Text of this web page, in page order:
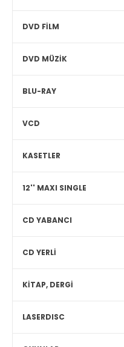
DVD FİLM
DVD MÜZİK
BLU-RAY
VCD
KASETLER
12'' MAXI SINGLE
CD YABANCI
CD YERLİ
KİTAP, DERGİ
LASERDISC